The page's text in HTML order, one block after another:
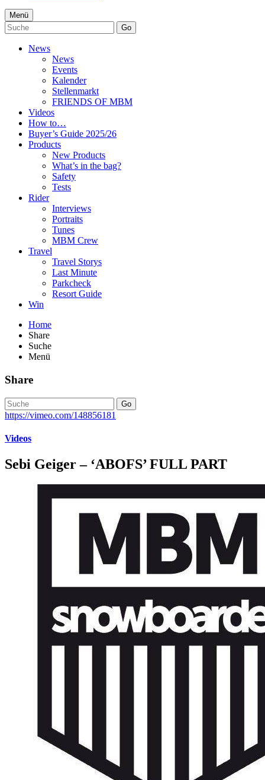
Menü
Go
News
News
Events
Kalender
Stellenmarkt
FRIENDS OF MBM
Videos
How to…
Buyer’s Guide 2025/26
Products
New Products
What’s in the bag?
Safety
Tests
Rider
Interviews
Portraits
Tunes
MBM Crew
Travel
Travel Storys
Last Minute
Parkcheck
Resort Guide
Win
Home
Share
Suche
Menü
Share
Go
https://vimeo.com/148856181
Videos
Sebi Geiger – ‘ABOFS’ FULL PART